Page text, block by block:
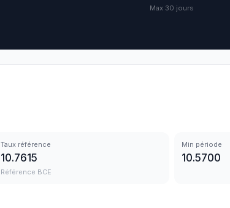
Max 30 jours
Taux référence
10.7615
Référence BCE
Min période
10.5700